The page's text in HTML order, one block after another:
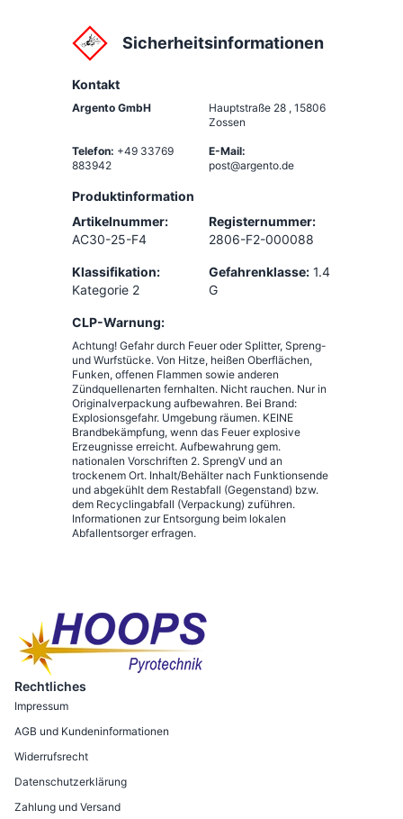
Sicherheitsinformationen
Kontakt
Argento GmbH Hauptstraße 28 , 15806
Zossen
Telefon: +49 33769
883942
E-Mail:
post@argento.de
Produktinformation
Artikelnummer:
AC30-25-F4
Registernummer:
2806-F2-000088
Klassifikation:
Kategorie 2
Gefahrenklasse: 1.4
G
CLP-Warnung:
Achtung! Gefahr durch Feuer oder Splitter, Spreng-
und Wurfstücke. Von Hitze, heißen Oberflächen,
Funken, offenen Flammen sowie anderen
Zündquellenarten fernhalten. Nicht rauchen. Nur in
Originalverpackung aufbewahren. Bei Brand:
Explosionsgefahr. Umgebung räumen. KEINE
Brandbekämpfung, wenn das Feuer explosive
Erzeugnisse erreicht. Aufbewahrung gem.
nationalen Vorschriften 2. SprengV und an
trockenem Ort. Inhalt/Behälter nach Funktionsende
und abgekühlt dem Restabfall (Gegenstand) bzw.
dem Recyclingabfall (Verpackung) zuführen.
Informationen zur Entsorgung beim lokalen
Abfallentsorger erfragen.
Rechtliches
Impressum
AGB und Kundeninformationen
Widerrufsrecht
Datenschutzerklärung
Zahlung und Versand